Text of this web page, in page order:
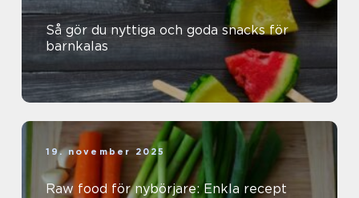
Så gör du nyttiga och goda snacks för
barnkalas
19. november 2025
Raw food för nybörjare: Enkla recept